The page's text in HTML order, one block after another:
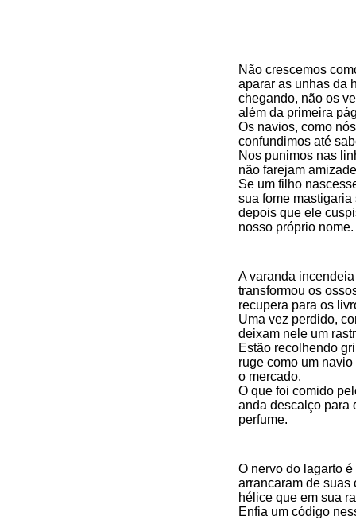
Não crescemos
aparar as unhas da
chegando, não os
além da primeira
Os navios, como
confundimos até
Nos punimos nas
não farejam
Se um filho
sua fome
depois que ele
nosso próprio nome.
A varanda
transformou os
recupera para os
Uma vez perdido,
deixam nele um
Estão recolhendo
ruge como um
o mercado.
O que foi comido
anda descalço para
perfume.
O nervo do lagarto
arrancaram de suas
hélice que em sua
Enfia um código